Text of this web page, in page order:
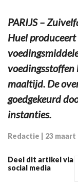
PARIJS –
Huel
voedingsstoffen
maaltijd. De
goedgekeurd
instanties.
Redactie 23 maart
Deel dit artikel via
social media